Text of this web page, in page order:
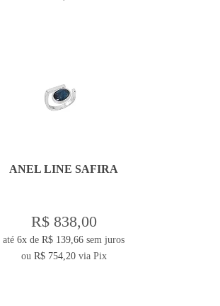
ANEL LINE SAFIRA
R$ 838,00
até6x deR$ 139,66 sem juros
ou R$ 754,20via Pix